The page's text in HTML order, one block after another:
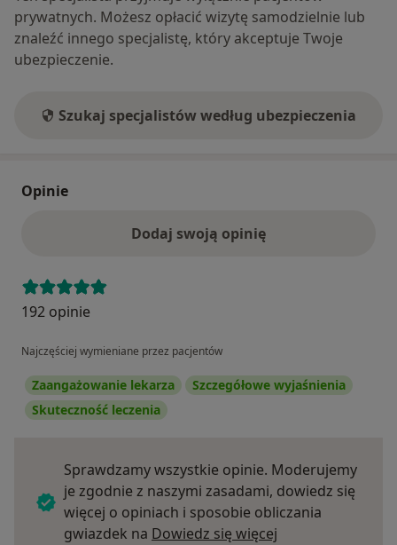
Twoje niepowodzenia
masz trudności w pracy zawodowej
nie akceptujesz siebie i swojego ciała
chorujesz somatycznie
przeżywasz kryzys
fizycznemu aby człowiek był zdolny kochać, tworzyć
prywatnych. Możesz opłacić wizytę samodzielnie lub
znaleźć innego specjalistę, który akceptuje Twoje
ubezpieczenie.
Szukaj specjalistów według ubezpieczenia
Opinie
Dodaj swoją opinię
192 opinie
Najczęściej wymieniane przez pacjentów
Zaangażowanie lekarza
Szczegółowe wyjaśnienia
Skuteczność leczenia
Sprawdzamy wszystkie opinie. Moderujemy
je zgodnie z naszymi zasadami, dowiedz się
więcej o opiniach i sposobie obliczania
gwiazdek na Dowiedz się więcej